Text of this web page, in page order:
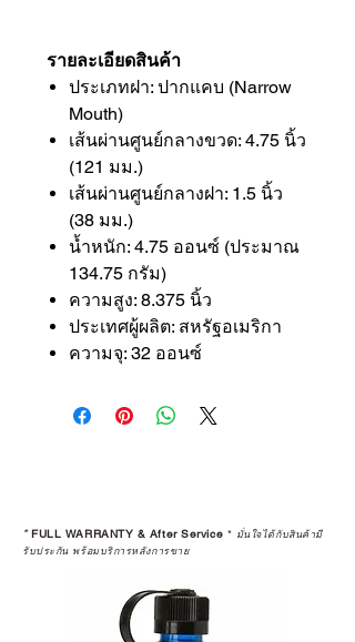
รายละเอียดสินค้า
ประเภทฝา: ปากแคบ (Narrow
Mouth)
เส้นผ่านศูนย์กลางขวด: 4.75 นิ้ว
(121 มม.)
เส้นผ่านศูนย์กลางฝา: 1.5 นิ้ว
(38 มม.)
น้ำหนัก: 4.75 ออนซ์ (ประมาณ
134.75 กรัม)
ความสูง: 8.375 นิ้ว
ประเทศผู้ผลิต: สหรัฐอเมริกา
ความจุ: 32 ออนซ์
*FULL WARRANTY & After Service * มั่นใจได้กับสินค้ามี
รับประกัน พร้อมบริการหลังการขาย